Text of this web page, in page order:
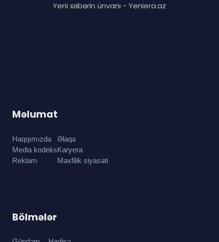
Yeni xəbərin ünvanı - Yeniera.az
Məlumat
Haqqımızda
Media kodeks
Reklam
Əlaqə
Karyera
Məxfilik siyasəti
Bölmələr